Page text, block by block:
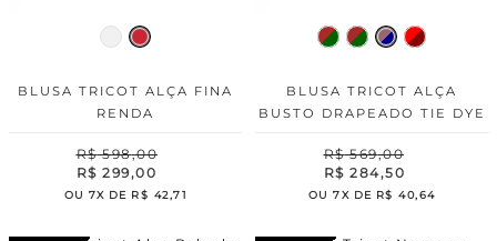
BLUSA TRICOT ALÇA FINA
RENDA
R$ 598,00
R$ 299,00
OU 7X DE R$ 42 ,71
BLUSA TRICOT ALÇA
BUSTO DRAPEADO TIE DYE
R$ 569,00
R$ 284,50
OU 7X DE R$ 40,64